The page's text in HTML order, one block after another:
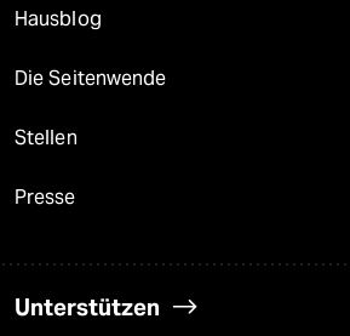
Hausblog
Die Seitenwende
Stellen
Presse
Unterstützen